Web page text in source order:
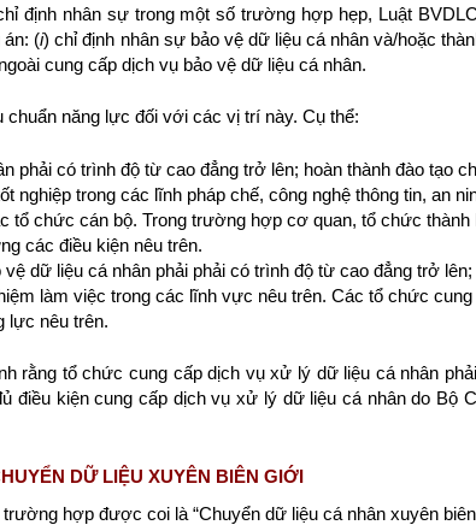
định nhân sự trong một số trường hợp hẹp, Luật
án: (i) chỉ định nhân sự bảo vệ dữ liệu cá nhân và/hoặc
cung cấp dịch vụ bảo vệ dữ liệu cá nhân.
chuẩn năng lực đối với các vị trí này. Cụ thể:
phải có trình độ từ cao đẳng trở lên; hoàn thành đào tạo
nghiệp trong các lĩnh pháp chế, công nghệ thông tin, an
tổ chức cán bộ. Trong trường hợp cơ quan, tổ chức
các điều kiện nêu trên.
dữ liệu cá nhân phải phải có trình độ từ cao đẳng trở
làm việc trong các lĩnh vực nêu trên. Các tổ chức
lực nêu trên.
rằng tổ chức cung cấp dịch vụ xử lý dữ liệu cá nhân
điều kiện cung cấp dịch vụ xử lý dữ liệu cá nhân do Bộ
DỮ LIỆU XUYÊN BIÊN GIỚI
hợp được coi là “Chuyển dữ liệu cá nhân xuyên